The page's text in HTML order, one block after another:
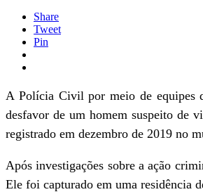
Share
Tweet
Pin
A Polícia Civil por meio de equipes
desfavor de um homem suspeito de
registrado em dezembro de 2019 no
Após investigações sobre a ação
Ele foi capturado em uma residência